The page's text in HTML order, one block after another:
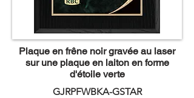
Plaque en frêne noir gravée au laser
sur une plaque en laiton en forme
d'étoile verte
GJRPFWBKA-GSTAR